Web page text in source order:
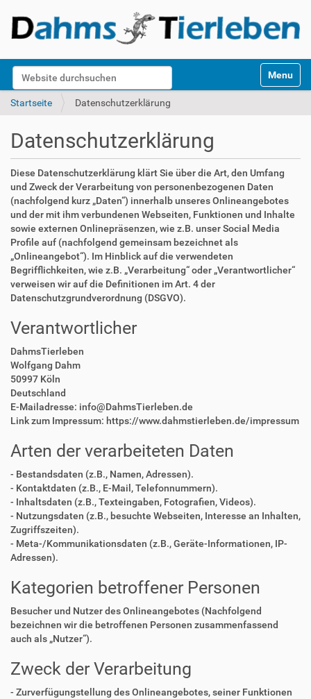
Website durchsuchen
k
Toggle
Startseite Datenschutzerklärung
Datenschutzerklärung
Diese Datenschutzerklärung klärt Sie über die Art, den Umfang
und Zweck der Verarbeitung von personenbezogenen Daten
(nachfolgend kurz „Daten“) innerhalb unseres Onlineangebotes
und der mit ihm verbundenen Webseiten, Funktionen und Inhalte
sowie externen Onlinepräsenzen, wie z.B. unser Social Media
Profile auf (nachfolgend gemeinsam bezeichnet als
„Onlineangebot“). Im Hinblick auf die verwendeten
Begrifflichkeiten, wie z.B. „Verarbeitung“ oder „Verantwortlicher“
verweisen wir auf die Definitionen im Art. 4 der
Datenschutzgrundverordnung (DSGVO).
Verantwortlicher
DahmsTierleben
Wolfgang Dahm
50997 Köln
Deutschland
E-Mailadresse: info@DahmsTierleben.de
Link zum Impressum: https://www.dahmstierleben.de/impressum
Arten der verarbeiteten Daten
- Bestandsdaten (z.B., Namen, Adressen).
- Kontaktdaten (z.B., E-Mail, Telefonnummern).
- Inhaltsdaten (z.B., Texteingaben, Fotografien, Videos).
- Nutzungsdaten (z.B., besuchte Webseiten, Interesse an Inhalten,
Zugriffszeiten).
- Meta-/Kommunikationsdaten (z.B., Geräte-Informationen, IP-
Adressen).
Kategorien betroffener Personen
Besucher und Nutzer des Onlineangebotes (Nachfolgend
bezeichnen wir die betroffenen Personen zusammenfassend
auch als „Nutzer“).
Zweck der Verarbeitung
- Zurverfügungstellung des Onlineangebotes, seiner Funktionen